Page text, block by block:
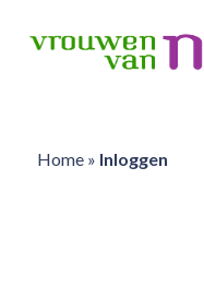
Home» Inloggen